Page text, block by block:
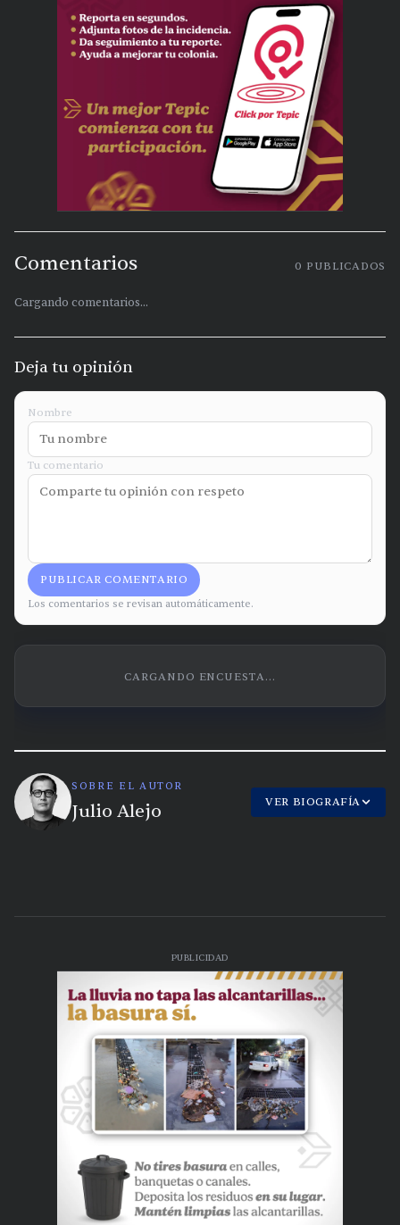
Comentarios 0 PUBLICADOS
Cargando comentarios...
Deja tu opinión
Nombre
Tu comentario
PUBLICAR COMENTARIO
Los comentarios se revisan automáticamente.
CARGANDO ENCUESTA...
SOBRE EL AUTOR
Julio Alejo VER BIOGRAFÍA
PUBLICIDAD